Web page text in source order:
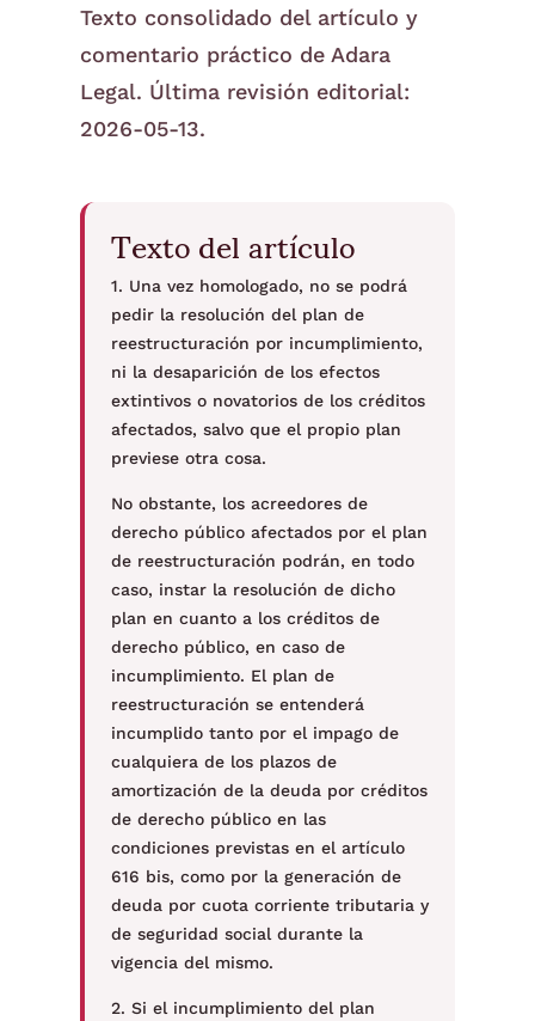
Texto consolidado del artículo y
comentario práctico de Adara
Legal. Última revisión editorial:
2026-05-13.
Texto del artículo
1. Una vez homologado, no se podrá
pedir la resolución del plan de
reestructuración por incumplimiento,
ni la desaparición de los efectos
extintivos o novatorios de los créditos
afectados, salvo que el propio plan
previese otra cosa.
No obstante, los acreedores de
derecho público afectados por el plan
de reestructuración podrán, en todo
caso, instar la resolución de dicho
plan en cuanto a los créditos de
derecho público, en caso de
incumplimiento. El plan de
reestructuración se entenderá
incumplido tanto por el impago de
cualquiera de los plazos de
amortización de la deuda por créditos
de derecho público en las
condiciones previstas en el artículo
616 bis, como por la generación de
deuda por cuota corriente tributaria y
de seguridad social durante la
vigencia del mismo.
2. Si el incumplimiento del plan